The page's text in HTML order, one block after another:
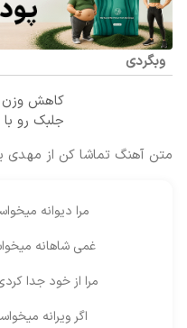
وبگردی
کاهش وزن
جلبک رو
متن آهنگ تماشا کن از مهدی
مرا دیوانه
غمی شاهانه
مرا از خود جدا
اگر ویرانه